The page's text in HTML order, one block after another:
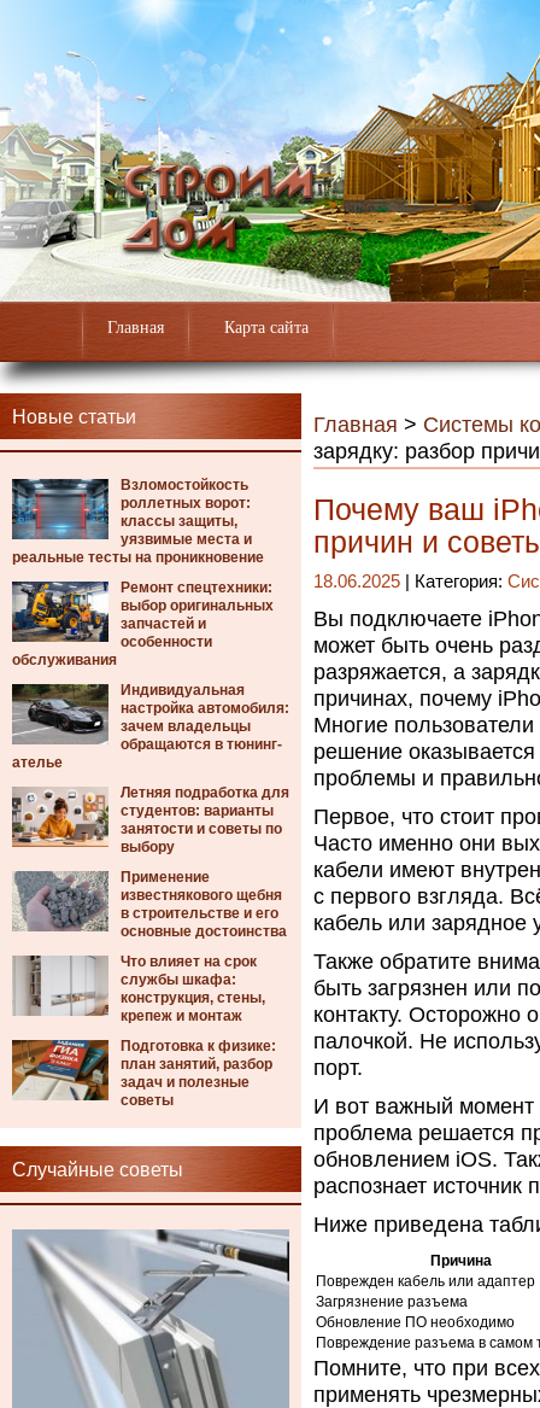
Главная Карта сайта
Новые статьи
Взломостойкость
роллетных ворот:
классы защиты,
уязвимые места и
реальные тесты на проникновение
Ремонт спецтехники:
выбор оригинальных
запчастей и
особенности
обслуживания
Индивидуальная
настройка автомобиля:
зачем владельцы
обращаются в тюнинг-
ателье
Летняя подработка для
студентов: варианты
занятости и советы по
выбору
Применение
известнякового щебня
в строительстве и его
основные достоинства
Что влияет на срок
службы шкафа:
конструкция, стены,
крепеж и монтаж
Подготовка к физике:
план занятий, разбор
задач и полезные
советы
Случайные советы
Главная > Системы
зарядку: разбор
Почему ваш
причин и
18.06.2025 | Категория:
Вы подключаете
может быть очень
разряжается, а
причинах, почему
Многие
решение
проблемы и
Первое, что стоит
Часто именно они
кабели имеют
с первого взгляда.
кабель или зарядное
Также обратите
быть загрязнен или
контакту. Осторожно
палочкой. Не
порт.
И вот важный
проблема решается
обновлением iOS.
распознает источник
Ниже приведена
Причина
Поврежден кабель или адаптер
Загрязнение разъема
Обновление ПО необходимо
Повреждение разъема в самом
Помните, что при
применять